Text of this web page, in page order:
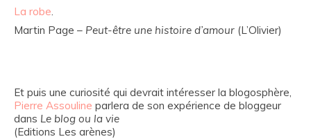
La robe.
Martin Page – Peut-être une histoire d’amour (L’Olivier)
Et puis une curiosité qui devrait intéresser la blogosphère,
Pierre Assouline parlera de son expérience de bloggeur
dans Le blog ou la vie
(Editions Les arènes)